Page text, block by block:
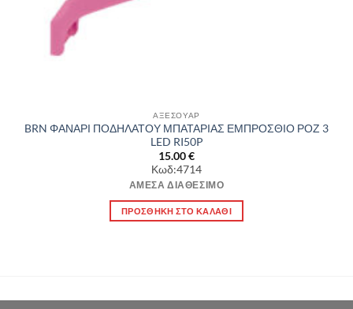
ΑΞΕΣΟΥΑΡ
BRN ΦΑΝΑΡΙ ΠΟΔΗΛΑΤΟΥ ΜΠΑΤΑΡΙΑΣ ΕΜΠΡΟΣΘΙΟ ΡΟΖ 3
LED RI50P
15.00€
Κωδ:4714
ΆΜΕΣΑ ΔΙΑΘΈΣΙΜΟ
ΠΡΟΣΘΉΚΗ ΣΤΟ ΚΑΛΆΘΙ